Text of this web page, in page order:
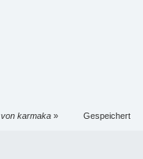
karmaka » Gespeichert